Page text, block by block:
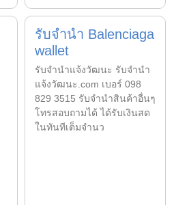
รับจำนำ Balenciaga
wallet
รับจํานําแจ้งวัฒนะ รับจํานํา
แจ้งวัฒนะ.com เบอร์ 098
829 3515 รับจำนำสินค้าอื่นๆ
โทรสอบถามได้ ได้รับเงินสด
ในทันทีเต็มจำนว